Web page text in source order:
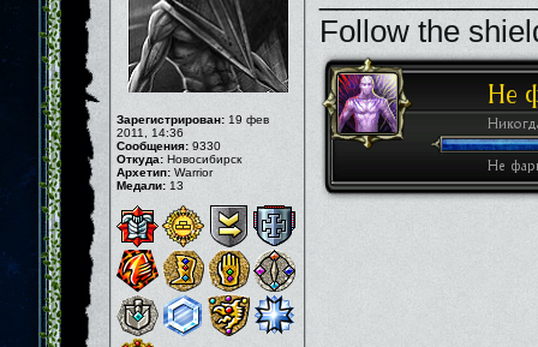
Зарегистрирован: 19 фев
2011, 14:36
Сообщения: 9330
Откуда: Новосибирск
Архетип: Warrior
Медали: 13
Follow the